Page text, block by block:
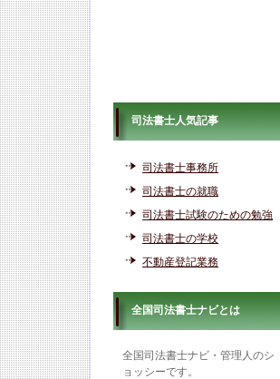
司法書士人気記事
司法書士事務所
司法書士の就職
司法書士試験のための勉強
司法書士の学校
不動産登記業務
全国司法書士ナビとは
全国司法書士ナビ・管理人のシ
ョッシーです。